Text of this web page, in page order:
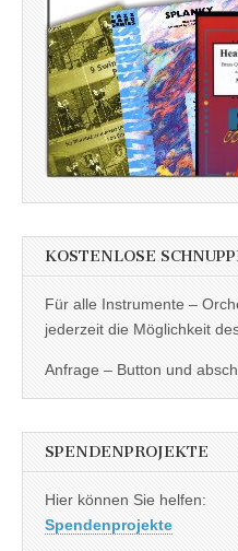
KOSTENLOSE
Für alle Instrumente –
jederzeit die Möglichkeit
Anfrage – Button und
SPENDENPROJEKTE
Hier können Sie helfen:
Spendenprojekte